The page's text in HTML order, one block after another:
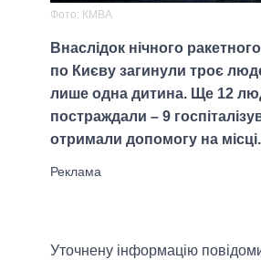
Фото: КМВА
Внаслідок нічного
по Києву загинули троє
лише одна дитина. Ще 12
постраждали – 9
отримали допомогу на місці.
Уточнену інформацію